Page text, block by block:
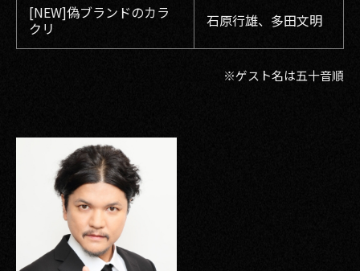
[NEW]偽ブランドのカラ
クリ
石原行雄、多田文明
※ゲスト名は五十音順